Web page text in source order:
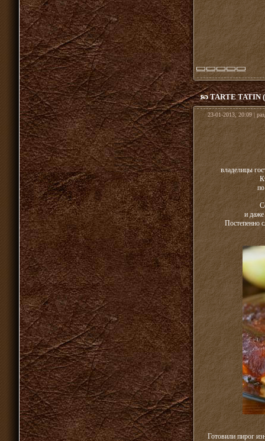
TARTE
23-01-2013, 20:09 |
владелицы
и даже
Постепенно
Готовили пирог